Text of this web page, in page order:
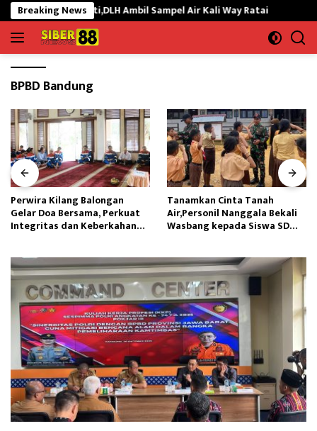
Langsung
ke
konten
Breaking News
Ikan Mati,DLH Ambil Sampel Air Kali Way Ratai
BPBD Bandung
Perwira Kilang Balongan
Gelar Doa Bersama, Perkuat
Integritas dan Keberkahan
Tanamkan Cinta Tanah
Air,Personil Nanggala Bekali
Wasbang kepada Siswa SD